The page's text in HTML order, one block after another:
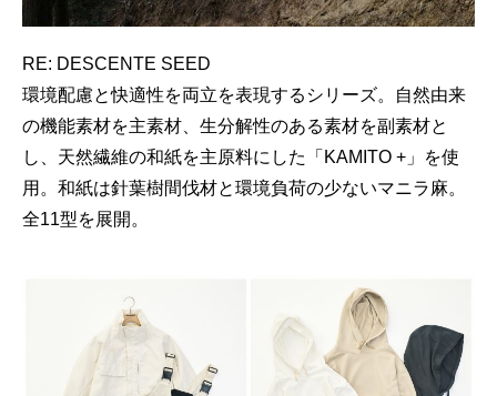
RE: DESCENTE SEED
環境配慮と快適性を両立を表現するシリーズ。自然由来
の機能素材を主素材、生分解性のある素材を副素材と
し、天然繊維の和紙を主原料にした「KAMITO +」を使
用。和紙は針葉樹間伐材と環境負荷の少ないマニラ麻。
全11型を展開。